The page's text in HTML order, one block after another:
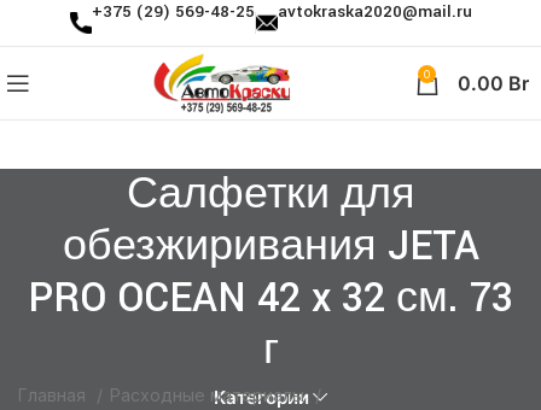
+375 (29) 569-48-25 avtokraska2020@mail.ru
0 0.00 Br
Салфетки для
обезжиривания JETA
PRO OCEAN 42 x 32 см. 73
г
Категории
Главная
Расходные материалы